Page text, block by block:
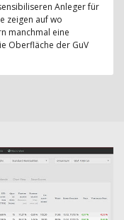
Anleger für
zeigen auf wo
manchmal eine
Oberfläche der GuV